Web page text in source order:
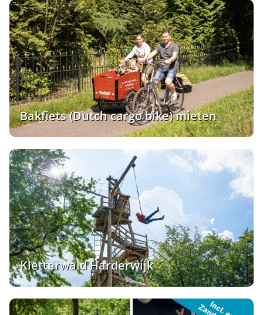
Bakfiets (Dutch cargo bike) mieten
Kletterwald Harderwijk